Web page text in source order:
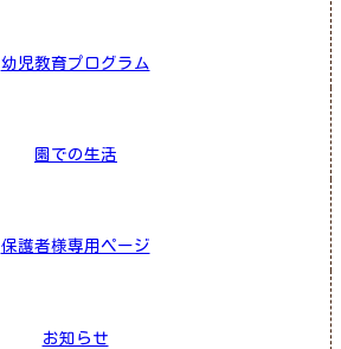
幼児教育プログラム
園での生活
保護者様専用ページ
お知らせ